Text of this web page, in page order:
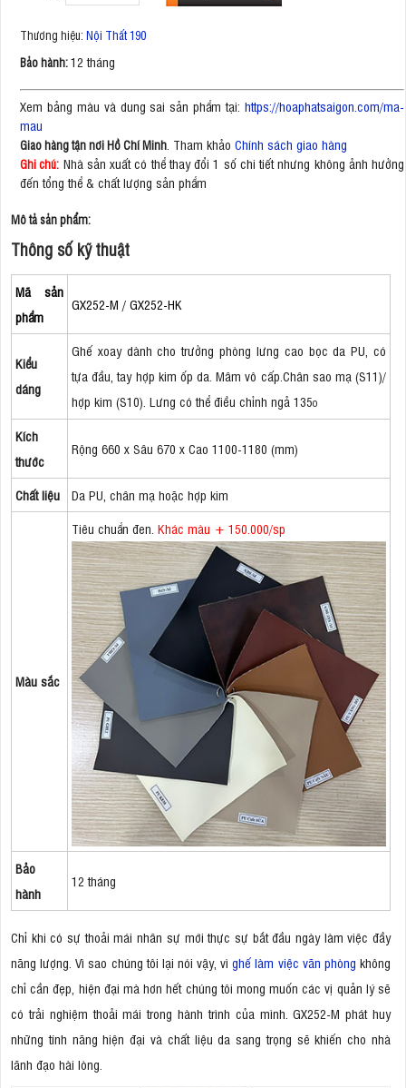
Thương hiệu: Nội Thất 190
Bảo hành:12 tháng
Xem bảng màu và dung sai sản phẩm tại: https://hoaphatsaigon.com/ma-
mau
Giao hàng tận nơi Hồ Chí Minh . Tham khảo Chính sách giao hàng
Ghi chú: Nhà sản xuất có thể thay đổi 1 số chi tiết nhưng không ảnh hưởng
đến tổng thể & chất lượng sản phẩm
Mô tả sản phẩm:
Thông số kỹ thuật
Mã sản
phẩm
GX252-M / GX252-HK
Kiểu
dáng
Ghế xoay dành cho trưởng phòng lưng cao bọc da PU, có
tựa đầu, tay hợp kim ốp da. Mâm vô cấp.Chân sao mạ (S11)/
hợp kim (S10). Lưng có thể điều chỉnh ngả 135o
Kích
thước
Rộng 660 x Sâu 670 x Cao 1100-1180 (mm)
Chất liệu Da PU, chân mạ hoặc hợp kim
Màu sắc
Tiêu chuẩn đen. Khác màu + 150.000/sp
Bảo
hành
12 tháng
Chỉ khi có sự thoải mái nhân sự mới thực sự bắt đầu ngày làm việc đầy
năng lượng. Vì sao chúng tôi lại nói vậy, vìghế làm việc văn phòng không
chỉ cần đẹp, hiện đại mà hơn hết chúng tôi mong muốn các vị quản lý sẽ
có trải nghiệm thoải mái trong hành trình của mình. GX252-M phát huy
những tính năng hiện đại và chất liệu da sang trọng sẽ khiến cho nhà
lãnh đạo hài lòng.